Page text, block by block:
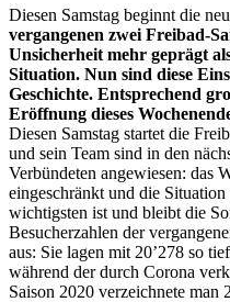
Diesen Samstag beginnt die
vergangenen zwei Freibad-
Unsicherheit mehr geprägt
Situation. Nun sind diese
Geschichte. Entsprechend
Eröffnung dieses
Diesen Samstag startet die
und sein Team sind in den
Verbündeten angewiesen: das
eingeschränkt und die
wichtigsten ist und bleibt die
Besucherzahlen der
aus: Sie lagen mit 20’278 so
während der durch Corona
Saison 2020 verzeichnete man